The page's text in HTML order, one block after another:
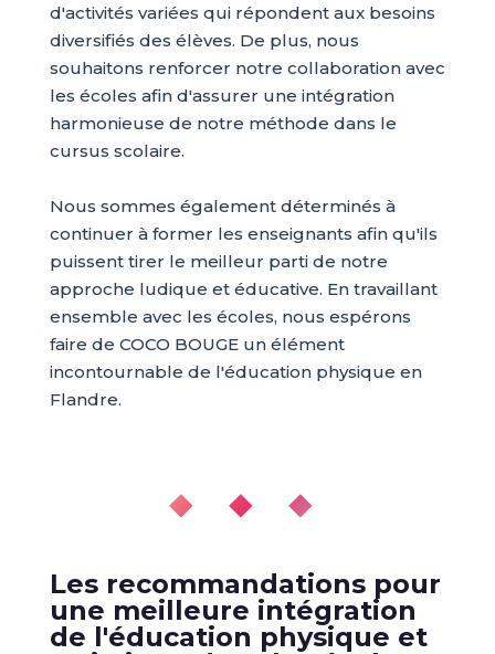
d'activités variées qui répondent aux besoins
diversifiés des élèves. De plus, nous
souhaitons renforcer notre collaboration avec
les écoles afin d'assurer une intégration
harmonieuse de notre méthode dans le
cursus scolaire.
Nous sommes également déterminés à
continuer à former les enseignants afin qu'ils
puissent tirer le meilleur parti de notre
approche ludique et éducative. En travaillant
ensemble avec les écoles, nous espérons
faire de COCO BOUGE un élément
incontournable de l'éducation physique en
Flandre.
◆ ◆ ◆
Les recommandations pour
une meilleure intégration
de l'éducation physique et